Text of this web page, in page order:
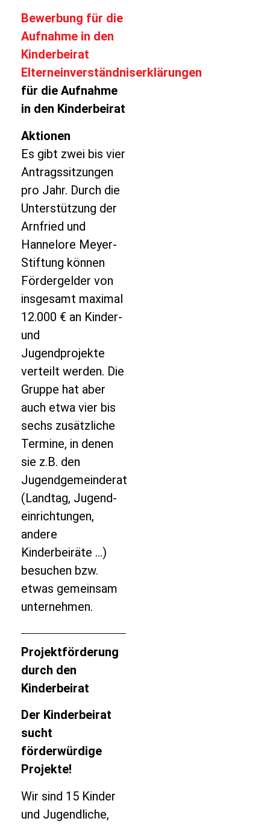
Bewerbung für die
Aufnahme in den
Kinderbeirat
Elterneinverständniserklärungen
für die Aufnahme
in den Kinderbeirat
Aktionen
Es gibt zwei bis vier
Antragssitzungen
pro Jahr. Durch die
Unterstützung der
Arnfried und
Hannelore Meyer-
Stiftung können
Fördergelder von
insgesamt maximal
12.000 € an Kinder-
und
Jugendprojekte
verteilt werden. Die
Gruppe hat aber
auch etwa vier bis
sechs zusätzliche
Termine, in denen
sie z.B. den
Jugendgemeinderat
(Landtag, Jugend­
einrichtungen,
andere
Kinderbeiräte …)
besuchen bzw.
etwas gemeinsam
unternehmen.
Projektförderung
durch den
Kinderbeirat
Der Kinderbeirat
sucht
förderwürdige
Projekte!
Wir sind 15 Kinder
und Jugendliche,